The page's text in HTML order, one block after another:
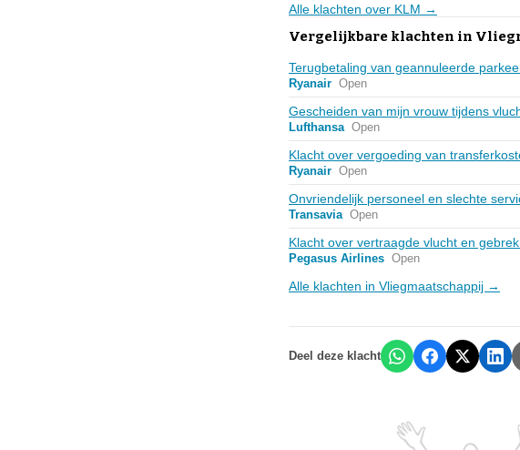
Alle klachten over KLM →
Vergelijkbare klachten in
Terugbetaling van geannuleerde
Ryanair Open
Gescheiden van mijn vrouw tijdens
Lufthansa Open
Klacht over vergoeding van
Ryanair Open
Onvriendelijk personeel en slechte
Transavia Open
Klacht over vertraagde vlucht en
Pegasus Airlines Open
Alle klachten in Vliegmaatschappij →
Deel deze klacht